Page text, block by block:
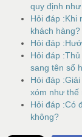
quy định
Hỏi đáp :Khi
khách hàng?
Hỏi đáp
Hỏi đáp
sang tên sổ
Hỏi đáp
xóm như thế
Hỏi đáp :Có
không?